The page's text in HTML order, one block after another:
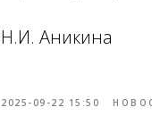
Н.И. Аникина
2025-09-22 15:50